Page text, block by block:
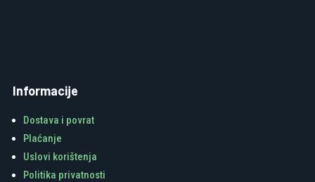
Informacije
Dostava i povrat
Plaćanje
Uslovi korištenja
Politika privatnosti